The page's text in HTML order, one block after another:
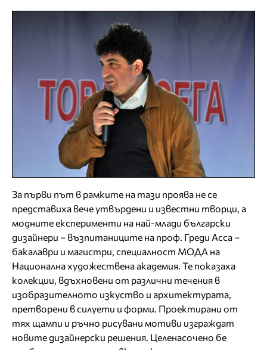
За първи път в рамките на тази проява не се
представиха вече утвърдени и известни творци, а
модните експерименти на най-млади български
дизайнери – възпитаниците на проф. Греди Асса –
бакалаври и магистри, специалност МОДА на
Национална художествена академия. Те показаха
колекции, вдъхновени от различни течения в
изобразителното изкуство и архитектурата,
претворени в силуети и форми. Проектирани от
тях щампи и ръчно рисувани мотиви изграждат
новите дизайнерски решения. Целенасочено бе